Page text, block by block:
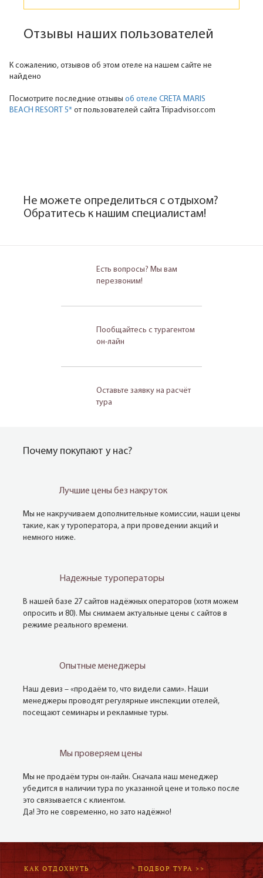
Отзывы наших пользователей
К сожалению, отзывов об этом отеле на нашем сайте не
найдено
Посмотрите последние отзывы об отеле CRETA MARIS
BEACH RESORT 5* от пользователей сайта Tripadvisor.com
Не можете определиться с отдыхом?
Обратитесь к нашим специалистам!
Есть вопросы? Мы вам
перезвоним!
Пообщайтесь с турагентом
он-лайн
Оставьте заявку на расчёт
тура
Почему покупают у нас?
Лучшие цены без накруток
Мы не накручиваем дополнительные комиссии, наши цены
такие, как у туроператора, а при проведении акций и
немного ниже.
Надежные туроператоры
В нашей базе 27 сайтов надёжных операторов (хотя можем
опросить и 80). Мы снимаем актуальные цены с сайтов в
режиме реального времени.
Опытные менеджеры
Наш девиз – «продаём то, что видели сами». Наши
менеджеры проводят регулярные инспекции отелей,
посещают семинары и рекламные туры.
Мы проверяем цены
Мы не продаём туры он-лайн. Сначала наш менеджер
убедится в наличии тура по указанной цене и только после
это связывается с клиентом.
Да! Это не современно, но зато надёжно!
КАК ОТДОХНУТЬ * ПОДБОР ТУРА >>